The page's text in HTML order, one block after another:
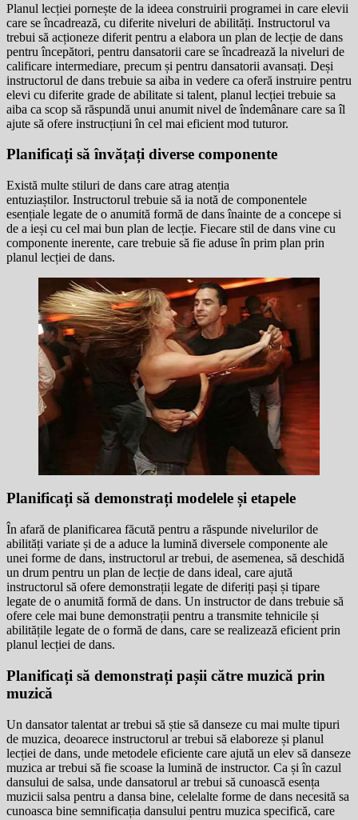
Planul lecției pornește de la ideea construirii programei in care elevii
care se încadrează, cu diferite niveluri de abilități. Instructorul va
trebui să acționeze diferit pentru a elabora un plan de lecție de dans
pentru începători, pentru dansatorii care se încadrează la niveluri de
calificare intermediare, precum și pentru dansatorii avansați. Deși
instructorul de dans trebuie sa aiba in vedere ca oferă instruire pentru
elevi cu diferite grade de abilitate si talent, planul lecției trebuie sa
aiba ca scop să răspundă unui anumit nivel de îndemânare care sa îl
ajute să ofere instrucțiuni în cel mai eficient mod tuturor.
Planificați să învățați diverse componente
Există multe stiluri de dans care atrag atenția
entuziaștilor. Instructorul trebuie să ia notă de componentele
esențiale legate de o anumită formă de dans înainte de a concepe si
de a ieși cu cel mai bun plan de lecție. Fiecare stil de dans vine cu
componente inerente, care trebuie să fie aduse în prim plan prin
planul lecției de dans.
Planificați să demonstrați modelele și etapele
În afară de planificarea făcută pentru a răspunde nivelurilor de
abilități variate și de a aduce la lumină diversele componente ale
unei forme de dans, instructorul ar trebui, de asemenea, să deschidă
un drum pentru un plan de lecție de dans ideal, care ajută
instructorul să ofere demonstrații legate de diferiți pași și tipare
legate de o anumită formă de dans. Un instructor de dans trebuie să
ofere cele mai bune demonstrații pentru a transmite tehnicile și
abilitățile legate de o formă de dans, care se realizează eficient prin
planul lecției de dans.
Planificați să demonstrați pașii către muzică prin
muzică
Un dansator talentat ar trebui să știe să danseze cu mai multe tipuri
de muzica, deoarece instructorul ar trebui să elaboreze și planul
lecției de dans, unde metodele eficiente care ajută un elev să danseze
muzica ar trebui să fie scoase la lumină de instructor. Ca și în cazul
dansului de salsa, unde dansatorul ar trebui să cunoască esența
muzicii salsa pentru a dansa bine, celelalte forme de dans necesită sa
cunoasca bine semnificația dansului pentru muzica specifică, care